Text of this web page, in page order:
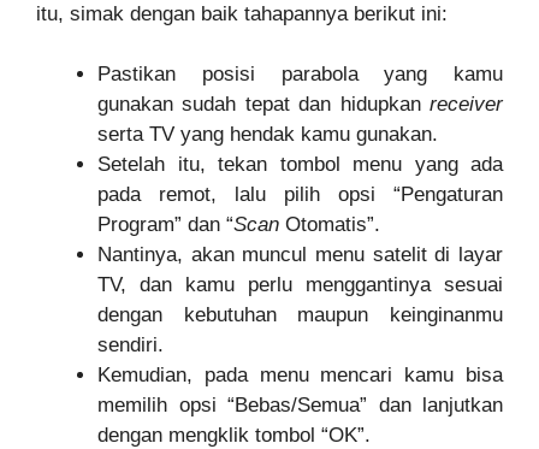
itu, simak dengan baik tahapannya berikut ini:
Pastikan posisi parabola yang kamu
gunakan sudah tepat dan hidupkan receiver
serta TV yang hendak kamu gunakan.
Setelah itu, tekan tombol menu yang ada
pada remot, lalu pilih opsi “Pengaturan
Program” dan “Scan Otomatis”.
Nantinya, akan muncul menu satelit di layar
TV, dan kamu perlu menggantinya sesuai
dengan kebutuhan maupun keinginanmu
sendiri.
Kemudian, pada menu mencari kamu bisa
memilih opsi “Bebas/Semua” dan lanjutkan
dengan mengklik tombol “OK”.